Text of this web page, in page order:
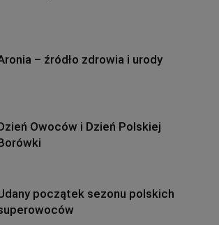
– źródło zdrowia i urody
Owoców i Dzień Polskiej
początek sezonu polskich